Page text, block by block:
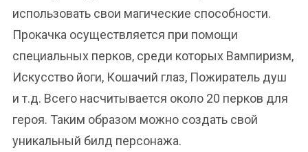
использовать свои магические способности.
Прокачка осуществляется при помощи
специальных перков, среди которых Вампиризм,
Искусство йоги, Кошачий глаз, Пожиратель душ
и т.д. Всего насчитывается около 20 перков для
героя. Таким образом можно создать свой
уникальный билд персонажа.